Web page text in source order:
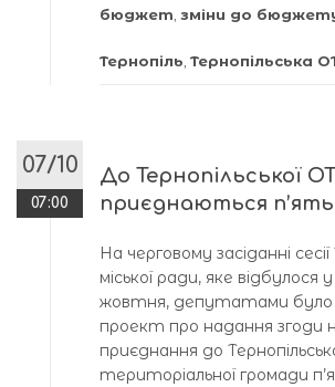
бюджет, зміни до
Тернопіль, Тернопільська
07/10
07:00
До Тернопільської
приєднаються п’ять
На черговому засіданні сесії
міської ради, яке відбулося
жовтня, депутатами було
проект про надання згоди
приєднання до
територіальної громади